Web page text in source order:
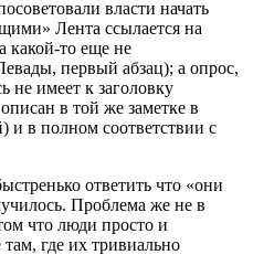
власти начать
Лента ссылается на
какой-то еще не
первый абзац); а опрос,
не имеет к заголовку
в той же заметке в
и в полном соответствии с
ответить что «они
Проблема же не в
что люди просто и
там, где их тривиально